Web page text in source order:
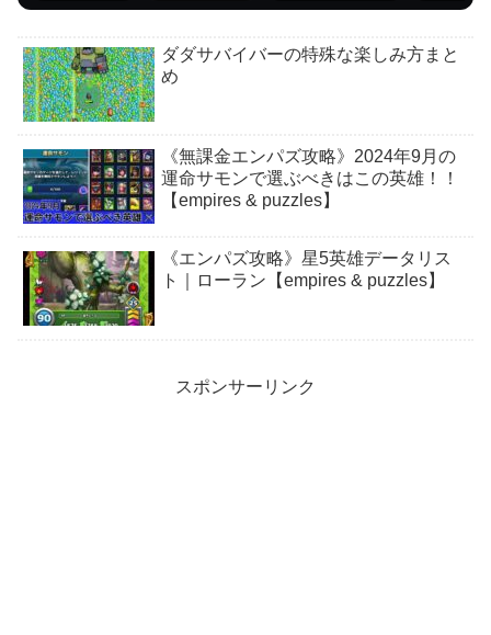
ダダサバイバーの特殊な楽しみ方まと
め
《無課金エンパズ攻略》2024年9月の
運命サモンで選ぶべきはこの英雄！！
【empires & puzzles】
《エンパズ攻略》星5英雄データリス
ト｜ローラン【empires & puzzles】
スポンサーリンク